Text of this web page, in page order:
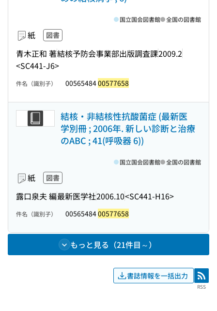
紙 図書
青木正和 著結核予防会事業部出版調査課2009.2
<SC441-J6>
国立国会図書館 全国の図書館
件名（識別子） 0056548400577658
結核・非結核性抗酸菌症 (最新医
学別冊 ; 2006年. 新しい診断と治療
のABC ; 41(呼吸器 6))
紙 図書
露口泉夫 編最新医学社2006.10<SC441-H16>
国立国会図書館 全国の図書館
件名（識別子） 0056548400577658
もっと見る（21件目～）
書誌情報を一括出力 RSS
RSS